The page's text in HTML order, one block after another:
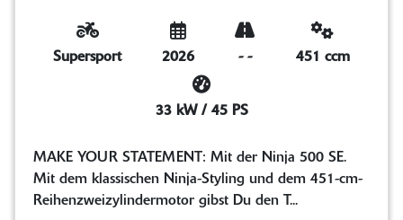
Supersport 2026 - - 451 ccm
33 kW / 45 PS
MAKE YOUR STATEMENT: Mit der Ninja 500 SE.
Mit dem klassischen Ninja-Styling und dem 451-cm-
Reihenzweizylindermotor gibst Du den T...